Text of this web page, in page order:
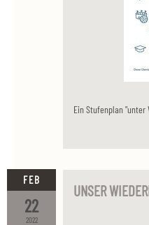
Ein Stufenplan
2022
22
FEB
UNSER